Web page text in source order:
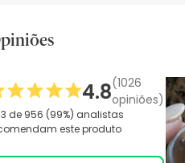
4.8(1026
opiniões)
de 956 (99%) analistas
este produto